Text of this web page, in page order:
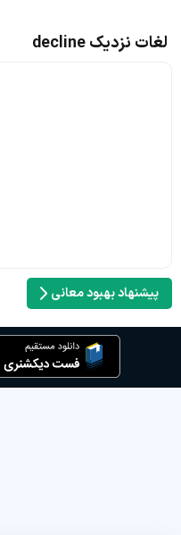
لغات نزدیک decline
پیشنهاد بهبود معانی